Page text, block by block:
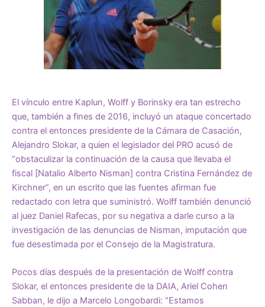
El vínculo entre Kaplun, Wolff y Borinsky era tan estrecho
que, también a fines de 2016, incluyó un ataque concertado
contra el entonces presidente de la Cámara de Casación,
Alejandro Slokar, a quien el legislador del PRO acusó de
“obstaculizar la continuación de la causa que llevaba el
fiscal [Natalio Alberto Nisman] contra Cristina Fernández de
Kirchner”, en un escrito que las fuentes afirman fue
redactado con letra que suministró. Wolff también denunció
al juez Daniel Rafecas, por su negativa a darle curso a la
investigación de las denuncias de Nisman, imputación que
fue desestimada por el Consejo de la Magistratura.
Pocos días después de la presentación de Wolff contra
Slokar, el entonces presidente de la DAIA, Ariel Cohen
Sabban, le dijo a Marcelo Longobardi: “Estamos